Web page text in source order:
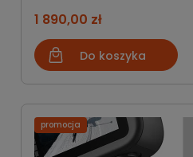
1 890,00 zł
Do koszyka
promocja